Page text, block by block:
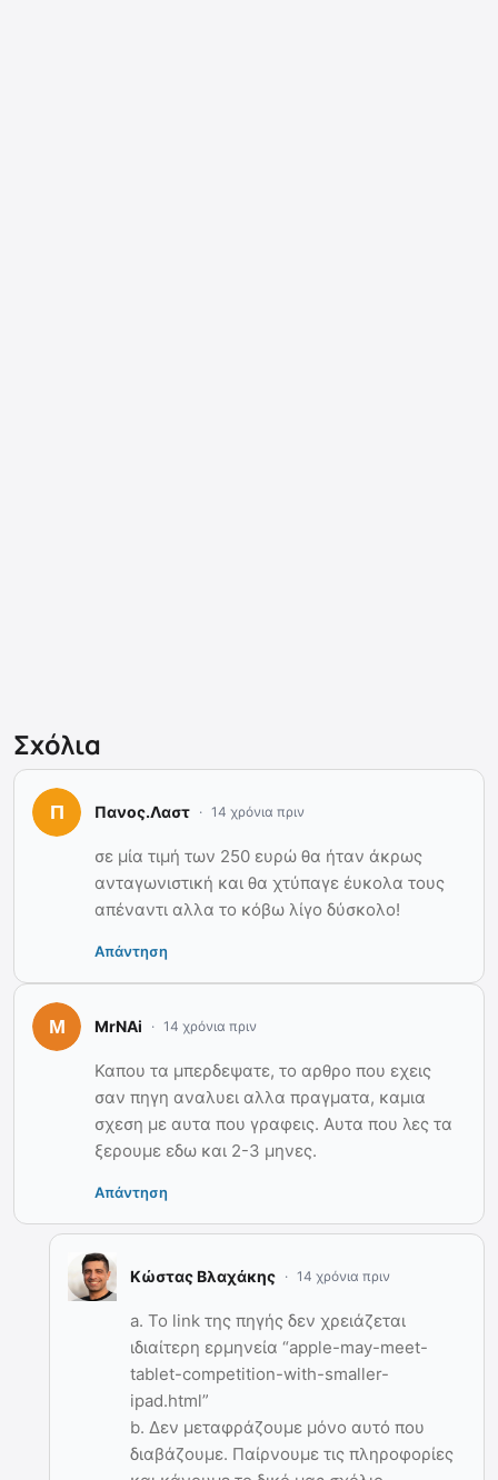
Σχόλια
Πανος.Λαστ 14 χρόνια πριν
σε μία τιμή των 250 ευρώ θα ήταν άκρως
ανταγωνιστική και θα χτύπαγε έυκολα τους
απέναντι αλλα το κόβω λίγο δύσκολο!
Απάντηση
MrNAi 14 χρόνια πριν
Καπου τα μπερδεψατε, το αρθρο που εχεις
σαν πηγη αναλυει αλλα πραγματα, καμια
σχεση με αυτα που γραφεις. Αυτα που λες τα
ξερουμε εδω και 2-3 μηνες.
Απάντηση
Κώστας Βλαχάκης 14 χρόνια πριν
a. Το link της πηγής δεν χρειάζεται
ιδιαίτερη ερμηνεία “apple-may-meet-
tablet-competition-with-smaller-
ipad.html”
b. Δεν μεταφράζουμε μόνο αυτό που
διαβάζουμε. Παίρνουμε τις πληροφορίες